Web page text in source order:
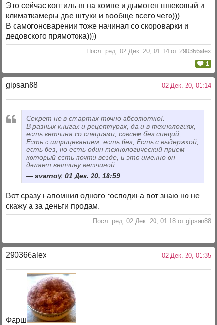
Это сейчас коптильня на компе и дымоген шнековый и
климаткамеры две штуки и вообще всего чего)))
В самогоноварении тоже начинал со скороварки и
дедовского прямотока))))
Посл. ред. 02 Дек. 20, 01:14 от 290366alex
1
gipsan88 02 Дек. 20, 01:14
Секрет не в стартах точно абсолютно!.
В разных книгах и рецептурах, да и в технологиях,
есть ветчина со специями, совсем без специй,
Есть с шприцеванием, есть без, Есть с выдержкой,
есть без, но есть один технологический прием
который есть почти везде, и это именно он
делает ветчину ветчиной.
svarnoy, 01 Дек. 20, 18:59
Вот сразу напомнил одного господина вот знаю но не
скажу а за деньги продам.
Посл. ред. 02 Дек. 20, 01:18 от gipsan88
290366alex 02 Дек. 20, 01:35
Фарш